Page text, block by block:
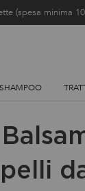
(spesa minima
SHAMPOO